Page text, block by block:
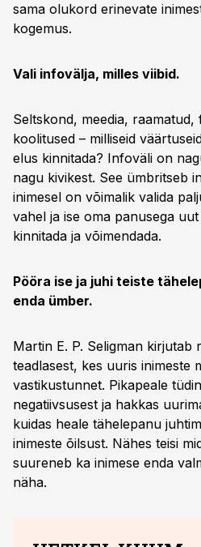
sama olukord erinevate
kogemus.
Vali infovälja, milles viibid.
Seltskond, meedia,
koolitused – milliseid
elus kinnitada? Infoväli on
nagu kivikest. See ümbritseb
inimesel on võimalik valida
vahel ja ise oma panusega
kinnitada ja võimendada.
Pööra ise ja juhi teiste
enda ümber.
Martin E. P. Seligman kirjutab
teadlasest, kes uuris inimeste
vastikustunnet. Pikapeale
negatiivsusest ja hakkas
kuidas heale tähelepanu
inimeste õilsust. Nähes teisi
suureneb ka inimese enda
näha.